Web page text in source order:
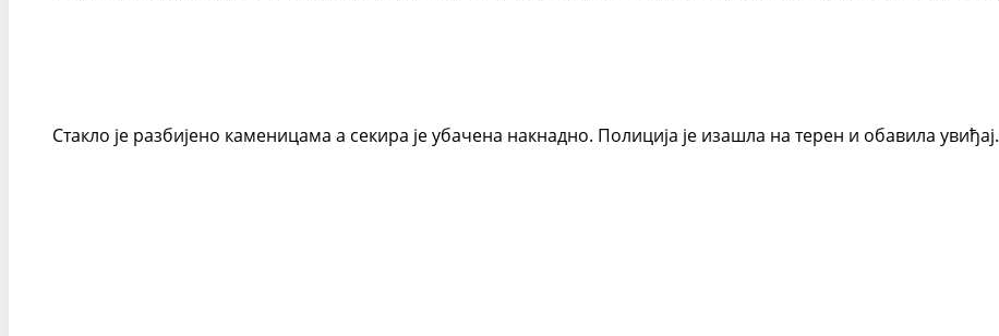
Стакло је разбијено каменицама а секира је убачена накнадно. Полиција је изашла на терен и обавила увиђај.